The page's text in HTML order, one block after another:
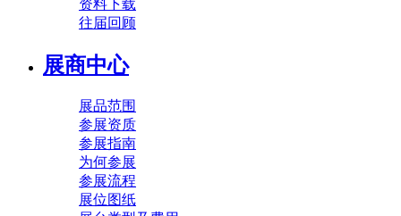
资料下载
往届回顾
展商中心
展品范围
参展资质
参展指南
为何参展
参展流程
展位图纸